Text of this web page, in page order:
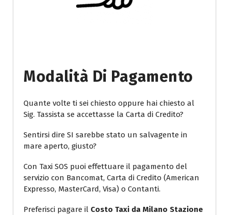
Modalità Di Pagamento
Quante volte ti sei chiesto oppure hai chiesto al
Sig. Tassista se accettasse la Carta di Credito?
Sentirsi dire SI sarebbe stato un salvagente in
mare aperto, giusto?
Con Taxi SOS puoi effettuare il pagamento del
servizio con Bancomat, Carta di Credito (American
Expresso, MasterCard, Visa) o Contanti.
Preferisci pagare il Costo Taxi da Milano Stazione